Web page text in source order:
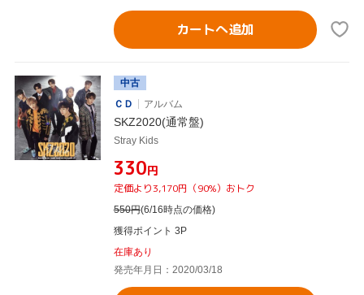
カートへ追加
中古
ＣＤ
アルバム
SKZ2020(通常盤)
Stray Kids
¥330円
定価より3,170円（90%）おトク
550円(6/16時点の価格)
獲得ポイント 3P
在庫あり
発売年月日：2020/03/18